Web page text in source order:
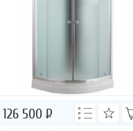
126 500 Р